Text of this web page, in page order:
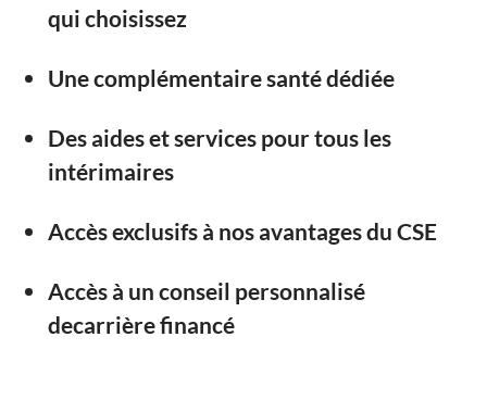
qui choisissez
Une complémentaire santé dédiée
Des aides et services pour tous les
intérimaires
Accès exclusifs à nos avantages du CSE
Accès à un conseil personnalisé
decarrière financé